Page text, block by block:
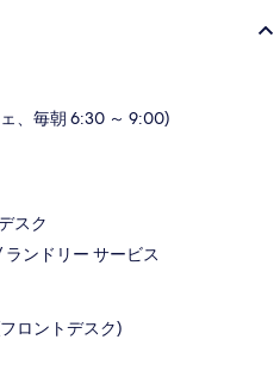
、毎朝 6:30 ～ 9:00)
スク
ランドリー サービス
ロントデスク)